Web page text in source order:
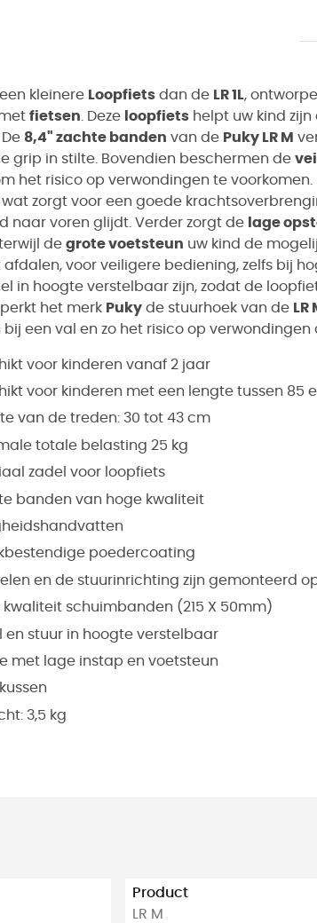
kleinere Loopfiets dan de LR 1L,
fietsen . Deze loopfiets helpt uw kind
8,4" zachte banden van de Puky LR M
grip in stilte. Bovendien beschermen de
het risico op verwondingen te
zorgt voor een goede
naar voren glijdt. Verder zorgt de lage
de grote voetsteun uw kind de
afdalen, voor veiligere bediening, zelfs bij
in hoogte verstelbaar zijn, zodat de
het merk Puky de stuurhoek van de LR
bij een val en zo het risico op
voor kinderen vanaf 2 jaar
voor kinderen met een lengte tussen 85
van de treden: 30 tot 43 cm
totale belasting 25 kg
zadel voor loopfiets
banden van hoge kwaliteit
poedercoating
en de stuurinrichting zijn gemonteerd
kwaliteit schuimbanden (215 X 50mm)
en stuur in hoogte verstelbaar
met lage instap en voetsteun
3,5 kg
Product
LR M